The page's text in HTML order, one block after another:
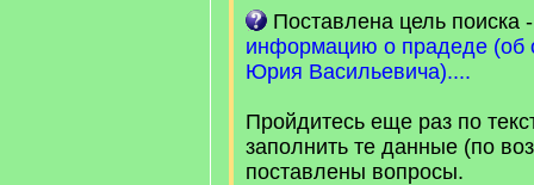
Поставлена цель поиска
информацию о прадеде (об
Юрия Васильевича)....
Пройдитесь еще раз по
заполнить те данные (по
поставлены вопросы.